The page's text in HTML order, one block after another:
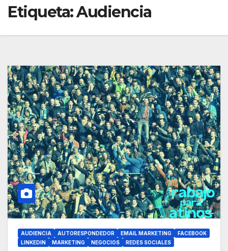
Etiqueta:Audiencia
AUDIENCIA AUTORESPONDEDOR EMAIL MARKETING
FACEBOOK
LINKEDIN
MARKETING NEGOCIOS REDES SOCIALES